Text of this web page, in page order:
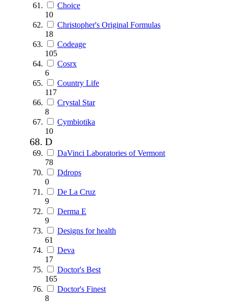
Choice
10
Christopher's Original Formulas
18
Codeage
105
Cosrx
6
Country Life
117
Crystal Star
8
Cymbiotika
10
D
DaVinci Laboratories of Vermont
78
Ddrops
0
De La Cruz
9
Derma E
9
Designs for health
61
Deva
17
Doctor's Best
165
Doctor's Finest
8